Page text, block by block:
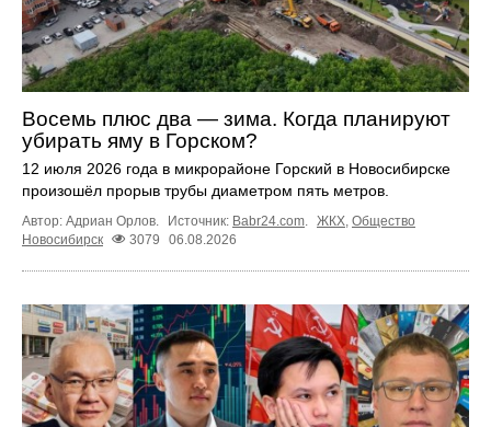
Восемь плюс два — зима. Когда планируют
убирать яму в Горском?
12 июля 2026 года в микрорайоне Горский в Новосибирске
произошёл прорыв трубы диаметром пять метров.
Автор: Адриан Орлов. Источник: Babr24.com ЖКХ Общество
Новосибирск
3079 06.08.2026